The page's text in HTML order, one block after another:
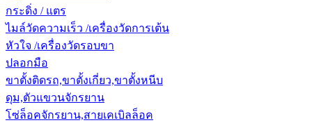
กระดิ่ง / แตร
ไมล์วัดความเร็ว /เครื่องวัดการเต้น
หัวใจ /เครื่องวัดรอบขา
ปลอกมือ
ขาตั้งติดรถ,ขาตั้งเกี่ยว,ขาตั้งหนีบ
ดุม,ตัวแขวนจักรยาน
โซ่ล็อคจักรยาน,สายเคเบิลล็อค